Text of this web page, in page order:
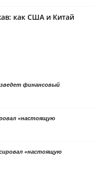
как США и Китай
финансовый
«настоящую
«настоящую